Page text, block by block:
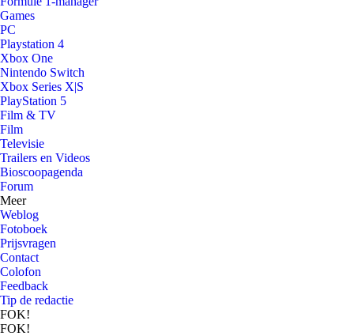
Games
PC
Playstation 4
Xbox One
Nintendo Switch
Xbox Series X|S
PlayStation 5
Film & TV
Film
Televisie
Trailers en Videos
Bioscoopagenda
Forum
Meer
Weblog
Fotoboek
Prijsvragen
Contact
Colofon
Feedback
Tip de redactie
FOK!
FOK!